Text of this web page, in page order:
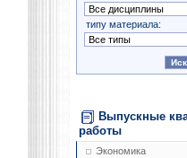
типу материала:
Выпускные
работы
Экономика